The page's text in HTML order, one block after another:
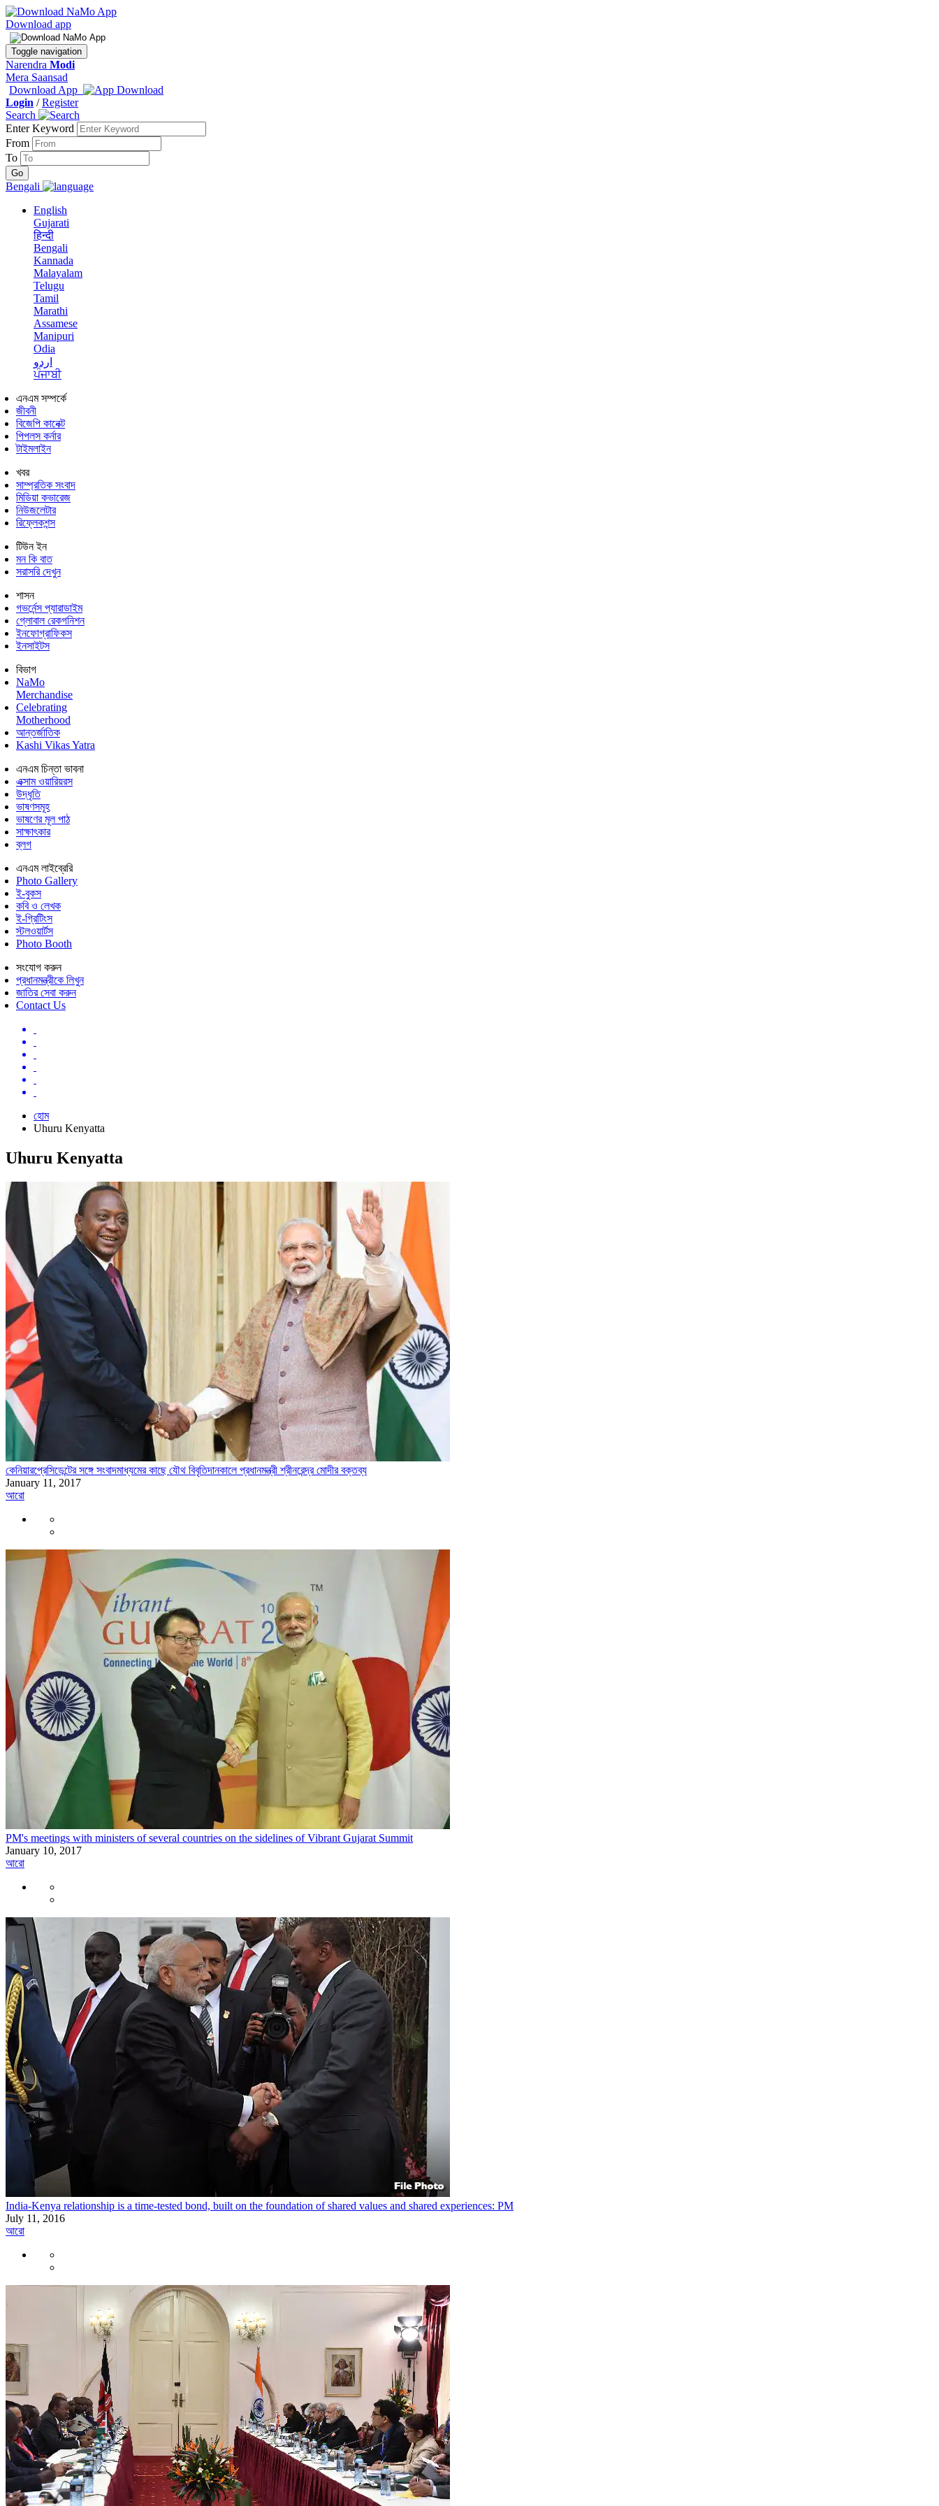
Download app
Toggle navigation
Narendra Modi
Mera Saansad
Download App
Login /Register
Search
Enter Keyword
From
To
Bengali
English
Gujarati
हिन्दी
Bengali
Kannada
Malayalam
Telugu
Tamil
Marathi
Assamese
Manipuri
Odia
اردو
ਪੰਜਾਬੀ
এনএম সম্পর্কে
জীবনী
বিজেপি কানেক্ট
পিপলস কর্নার
টাইমলাইন
খবর
সাম্প্রতিক সংবাদ
মিডিয়া কভারেজ
নিউজলেটার
রিফ্লেকশন্স
টিউন ইন
মন কি বাত
সরাসরি দেখুন
শাসন
গভর্নেন্স প্যারাডাইম
গ্লোবাল রেকগনিশন
ইনফোগ্রাফিকস
ইনসাইটস
বিভাগ
NaMo
Merchandise
Celebrating
Motherhood
আন্তর্জাতিক
Kashi Vikas Yatra
এনএম চিন্তা ভাবনা
এক্সাম ওয়ারিয়রস
উদ্ধৃতি
ভাষণসমূহ
ভাষণের মূল পাঠ
সাক্ষাৎকার
ব্লগ
এনএম লাইব্রেরি
Photo Gallery
ই-বুকস
কবি ও লেখক
ই-গ্রিটিংস
স্টলওয়ার্টস
Photo Booth
সংযোগ করুন
প্রধানমন্ত্রীকে লিখুন
জাতির সেবা করুন
Contact Us
হোম
Uhuru Kenyatta
Uhuru Kenyatta
কেনিয়ারপ্রেসিডেন্টের সঙ্গে সংবাদমাধ্যমের কাছে যৌথ বিবৃতিদানকালে প্রধানমন্ত্রী শ্রীনরেন্দ্র মোদীর বক্তব্য
January 11, 2017
আরো
PM's meetings with ministers of several countries on the sidelines of Vibrant Gujarat Summit
January 10, 2017
আরো
India-Kenya relationship is a time-tested bond, built on the foundation of shared values and shared experiences: PM
July 11, 2016
আরো